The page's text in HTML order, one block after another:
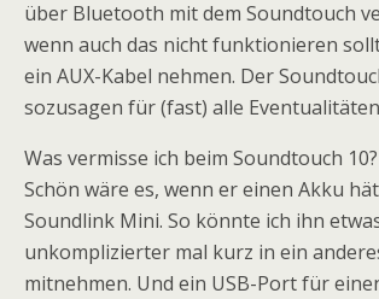
über Bluetooth mit dem Soundtouch
wenn auch das nicht funktionieren
ein AUX-Kabel nehmen. Der
sozusagen für (fast) alle
Was vermisse ich beim Soundtouch
Schön wäre es, wenn er einen Akku
Soundlink Mini. So könnte ich ihn
unkomplizierter mal kurz in ein
mitnehmen. Und ein USB-Port für